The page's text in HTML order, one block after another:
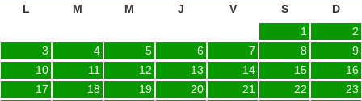
L M M J V S
D
1
2
3
4 5 6 7 8
9
10
11 12 13 14 15
16
17
18 19 20 21 22
23